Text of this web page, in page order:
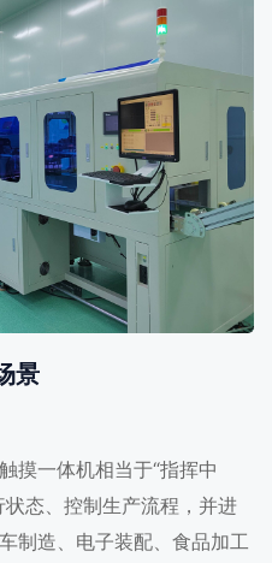
景
摸一体机相当于“指挥中
态、控制生产流程，并进
制造、电子装配、食品加工